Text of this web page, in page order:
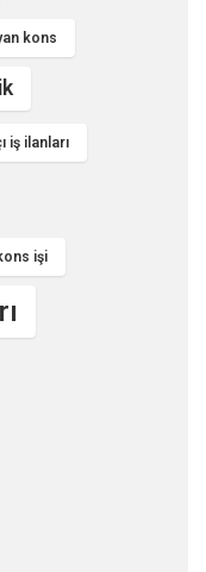
kons
iş ilanları
işi